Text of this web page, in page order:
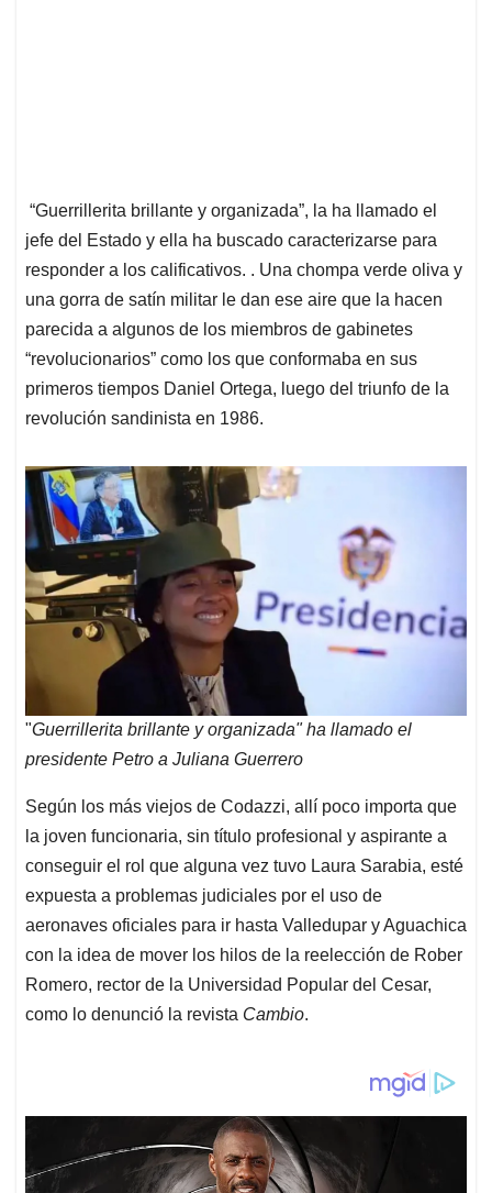
“Guerrillerita brillante y organizada”, la ha llamado el
jefe del Estado y ella ha buscado caracterizarse para
responder a los calificativos. . Una chompa verde oliva y
una gorra de satín militar le dan ese aire que la hacen
parecida a algunos de los miembros de gabinetes
“revolucionarios” como los que conformaba en sus
primeros tiempos Daniel Ortega, luego del triunfo de la
revolución sandinista en 1986.
"Guerrillerita brillante y organizada" ha llamado el
presidente Petro a Juliana Guerrero
Según los más viejos de Codazzi, allí poco importa que
la joven funcionaria, sin título profesional y aspirante a
conseguir el rol que alguna vez tuvo Laura Sarabia, esté
expuesta a problemas judiciales por el uso de
aeronaves oficiales para ir hasta Valledupar y Aguachica
con la idea de mover los hilos de la reelección de Rober
Romero, rector de la Universidad Popular del Cesar,
como lo denunció la revista Cambio.